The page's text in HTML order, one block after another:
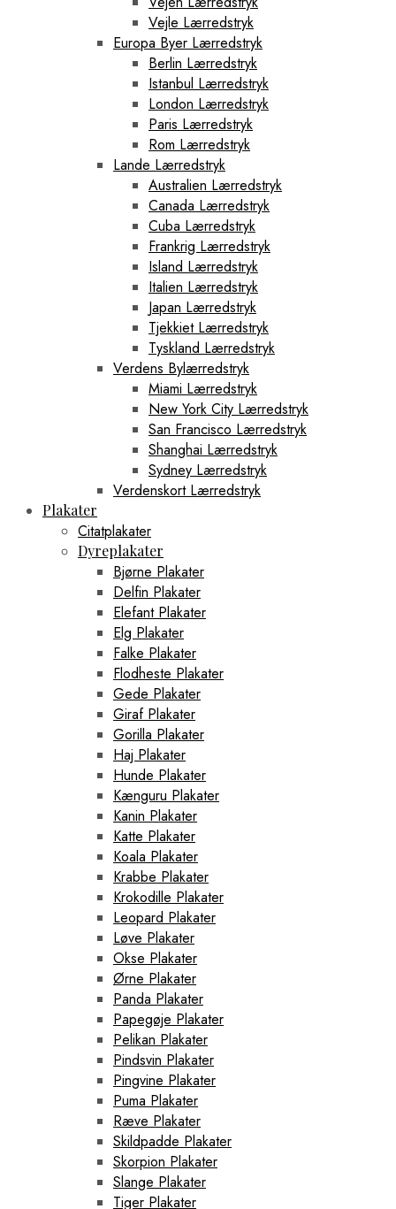
Vejle Lærredstryk
Europa Byer Lærredstryk
Berlin Lærredstryk
Istanbul Lærredstryk
London Lærredstryk
Paris Lærredstryk
Rom Lærredstryk
Lande Lærredstryk
Australien Lærredstryk
Canada Lærredstryk
Cuba Lærredstryk
Frankrig Lærredstryk
Island Lærredstryk
Italien Lærredstryk
Japan Lærredstryk
Tjekkiet Lærredstryk
Tyskland Lærredstryk
Verdens Bylærredstryk
Miami Lærredstryk
New York City Lærredstryk
San Francisco Lærredstryk
Shanghai Lærredstryk
Sydney Lærredstryk
Verdenskort Lærredstryk
Plakater
Citatplakater
Dyreplakater
Bjørne Plakater
Delfin Plakater
Elefant Plakater
Elg Plakater
Falke Plakater
Flodheste Plakater
Gede Plakater
Giraf Plakater
Gorilla Plakater
Haj Plakater
Hunde Plakater
Kænguru Plakater
Kanin Plakater
Katte Plakater
Koala Plakater
Krabbe Plakater
Krokodille Plakater
Leopard Plakater
Løve Plakater
Okse Plakater
Ørne Plakater
Panda Plakater
Papegøje Plakater
Pelikan Plakater
Pindsvin Plakater
Pingvine Plakater
Puma Plakater
Ræve Plakater
Skildpadde Plakater
Skorpion Plakater
Slange Plakater
Tiger Plakater